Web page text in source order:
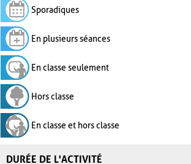
Sporadiques
En plusieurs séances
En classe seulement
Hors classe
En classe et hors classe
DURÉE DE L'ACTIVITÉ